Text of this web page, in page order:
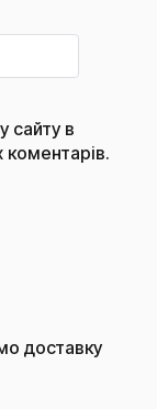
сайту в
доставку